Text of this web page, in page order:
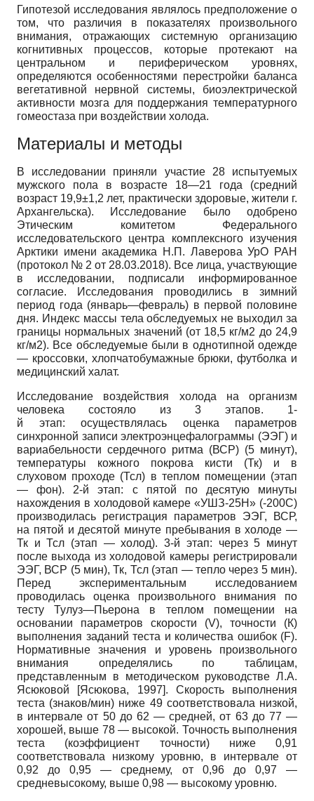
Гипотезой исследования являлось предположение о
том, что различия в показателях произвольного
внимания, отражающих системную организацию
когнитивных процессов, которые протекают на
центральном и периферическом уровнях,
определяются особенностями перестройки баланса
вегетативной нервной системы, биоэлектрической
активности мозга для поддержания температурного
гомеостаза при воздействии холода.
Материалы и методы
В исследовании приняли участие 28 испытуемых
мужского пола в возрасте 18—21 года (средний
возраст 19,9±1,2 лет, практически здоровые, жители г.
Архангельска). Исследование было одобрено
Этическим комитетом Федерального
исследовательского центра комплексного изучения
Арктики имени академика Н.П. Лаверова УрО РАН
(протокол № 2 от 28.03.2018). Все лица, участвующие
в исследовании, подписали информированное
согласие. Исследования проводились в зимний
период года (январь—февраль) в первой половине
дня. Индекс массы тела обследуемых не выходил за
границы нормальных значений (от 18,5 кг/м2 до 24,9
кг/м2). Все обследуемые были в однотипной одежде
— кроссовки, хлопчатобумажные брюки, футболка и
медицинский халат.
Исследование воздействия холода на организм
человека состояло из 3 этапов. 1-
й этап: осуществлялась оценка параметров
синхронной записи электроэнцефалограммы (ЭЭГ) и
вариабельности сердечного ритма (ВСР) (5 минут),
температуры кожного покрова кисти (Тк) и в
слуховом проходе (Тсл) в теплом помещении (этап
— фон). 2-й этап: с пятой по десятую минуты
нахождения в холодовой камере «УШЗ-25Н» (-200С)
производилась регистрация параметров ЭЭГ, ВСР,
на пятой и десятой минуте пребывания в холоде —
Тк и Тсл (этап — холод). 3-й этап: через 5 минут
после выхода из холодовой камеры регистрировали
ЭЭГ, ВСР (5 мин), Тк, Тсл (этап — тепло через 5 мин).
Перед экспериментальным исследованием
проводилась оценка произвольного внимания по
тесту Тулуз—Пьерона в теплом помещении на
основании параметров скорости (V), точности (К)
выполнения заданий теста и количества ошибок (F).
Нормативные значения и уровень произвольного
внимания определялись по таблицам,
представленным в методическом руководстве Л.А.
Ясюковой
[Ясюкова, 1997]. Скорость выполнения
теста (знаков/мин) ниже 49 соответствовала низкой,
в интервале от 50 до 62 — средней, от 63 до 77 —
хорошей, выше 78 — высокой. Точность выполнения
теста (коэффициент точности) ниже 0,91
соответствовала низкому уровню, в интервале от
0,92 до 0,95 — среднему, от 0,96 до 0,97 —
средневысокому, выше 0,98 — высокому уровню.